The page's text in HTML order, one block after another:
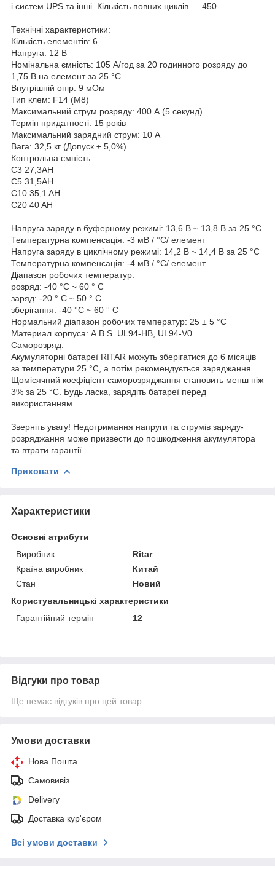
і систем UPS та інші. Кількість повних циклів — 450
Технічні характеристики:
Кількість елементів: 6
Напруга: 12 В
Номінальна ємність: 105 A/год за 20 годинного розряду до
1,75 В на елемент за 25 °C
Внутрішній опір: 9 мОм
Тип клем: F14 (M8)
Максимальний струм розряду: 400 А (5 секунд)
Термін придатності: 15 років
Максимальний зарядний струм: 10 A
Вага: 32,5 кг (Допуск ± 5,0%)
Контрольна ємність:
C3 27,3AH
C5 31,5AH
C10 35,1 AH
C20 40 AH
Напруга заряду в буферному режимі: 13,6 В ~ 13,8 В за 25 °C
Температурна компенсація: -3 мВ / °C/ елемент
Напруга заряду в циклічному режимі: 14,2 В ~ 14,4 В за 25 °C
Температурна компенсація: -4 мВ / °C/ елемент
Діапазон робочих температур:
розряд: -40 °C ~ 60 ° C
заряд: -20 ° C ~ 50 ° C
зберігання: -40 °C ~ 60 ° C
Нормальний діапазон робочих температур: 25 ± 5 °C
Материал корпуса: A.В.S. UL94-HB, UL94-V0
Саморозряд:
Акумуляторні батареї RITAR можуть зберігатися до 6 місяців
за температури 25 °C, а потім рекомендується заряджання.
Щомісячний коефіцієнт саморозряджання становить менш ніж
3% за 25 °C. Будь ласка, зарядіть батареї перед
використанням.
Зверніть увагу! Недотримання напруги та струмів заряду-
розряджання може призвести до пошкодження акумулятора
та втрати гарантії.
Приховати
Характеристики
Основні атрибути
Виробник
Ritar
Країна виробник
Китай
Стан
Новий
Користувальницькі характеристики
Гарантійний термін
12
Відгуки про товар
Ще немає відгуків про цей товар
Умови доставки
Нова Пошта
Самовивіз
Delivery
Доставка кур'єром
Всі умови доставки